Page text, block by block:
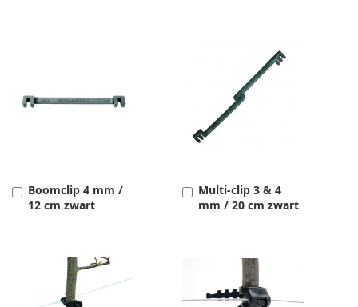
Boomclip 4 mm /
12 cm zwart
Toevoegen
Multi-clip 3 & 4
mm / 20 cm zwart
Toevoegen